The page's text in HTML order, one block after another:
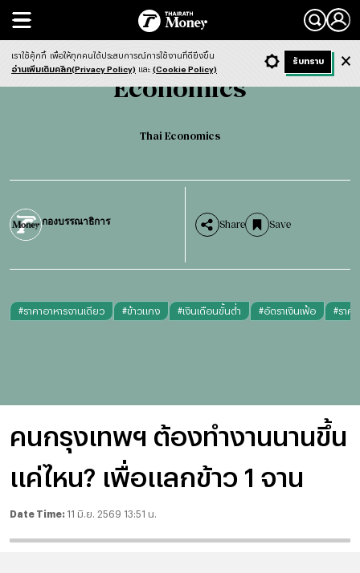
Search
Economics Thai Economics
Economics
Thai Economics
กองบรรณาธิการ Share Save
#ราคาอาหารจานเดียว #ข้าวแกง #เงินเดือนขั้นต่ำ #อัตราเงินเฟ้อ #ราค
คนกรุงเทพฯ ต้องทำงานนานขึ้น
แค่ไหน? เพื่อแลกข้าว 1 จาน
Date Time: 11 มิ.ย. 2569 13:51 น.
- ก + ก Dark ฟังข่าว
English version
เราใช้คุ้กกี้ เพื่อให้ทุกคนได้ประสบการณ์การใช้งานที่ดียิ่งขึ้น
อ่านเพิ่มเติมคลิก(Privacy Policy) และ (Cookie Policy)
รับทราบ